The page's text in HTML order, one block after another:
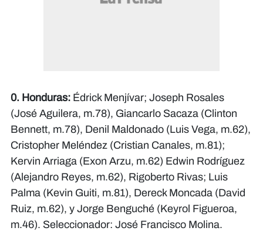
0. Honduras: Édrick Menjívar; Joseph Rosales
(José Aguilera, m.78), Giancarlo Sacaza (Clinton
Bennett, m.78), Denil Maldonado (Luis Vega, m.62),
Cristopher Meléndez (Cristian Canales, m.81);
Kervin Arriaga (Exon Arzu, m.62) Edwin Rodríguez
(Alejandro Reyes, m.62), Rigoberto Rivas; Luis
Palma (Kevin Guiti, m.81), Dereck Moncada (David
Ruiz, m.62), y Jorge Benguché (Keyrol Figueroa,
m.46). Seleccionador: José Francisco Molina.